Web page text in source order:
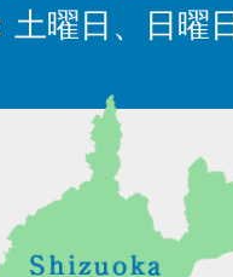
土曜日、日曜